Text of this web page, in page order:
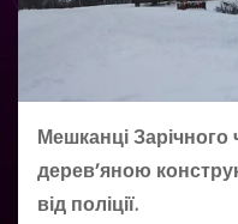
Мешканці Зарічного
дерев’яною
від поліції.